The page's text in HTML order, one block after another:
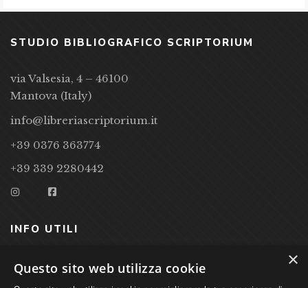
STUDIO BIBLIOGRAFICO SCRIPTORIUM
via Valsesia, 4 – 46100
Mantova (Italy)
info@libreriascriptorium.it
+39 0376 363774
+39 339 2280442
INFO UTILI
CONDIZIONI DI VENDITA
×
Questo sito web utilizza cookie